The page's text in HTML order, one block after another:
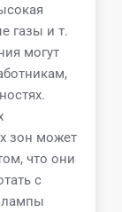
газы и т.
могут
зон может
что они
с
лампы